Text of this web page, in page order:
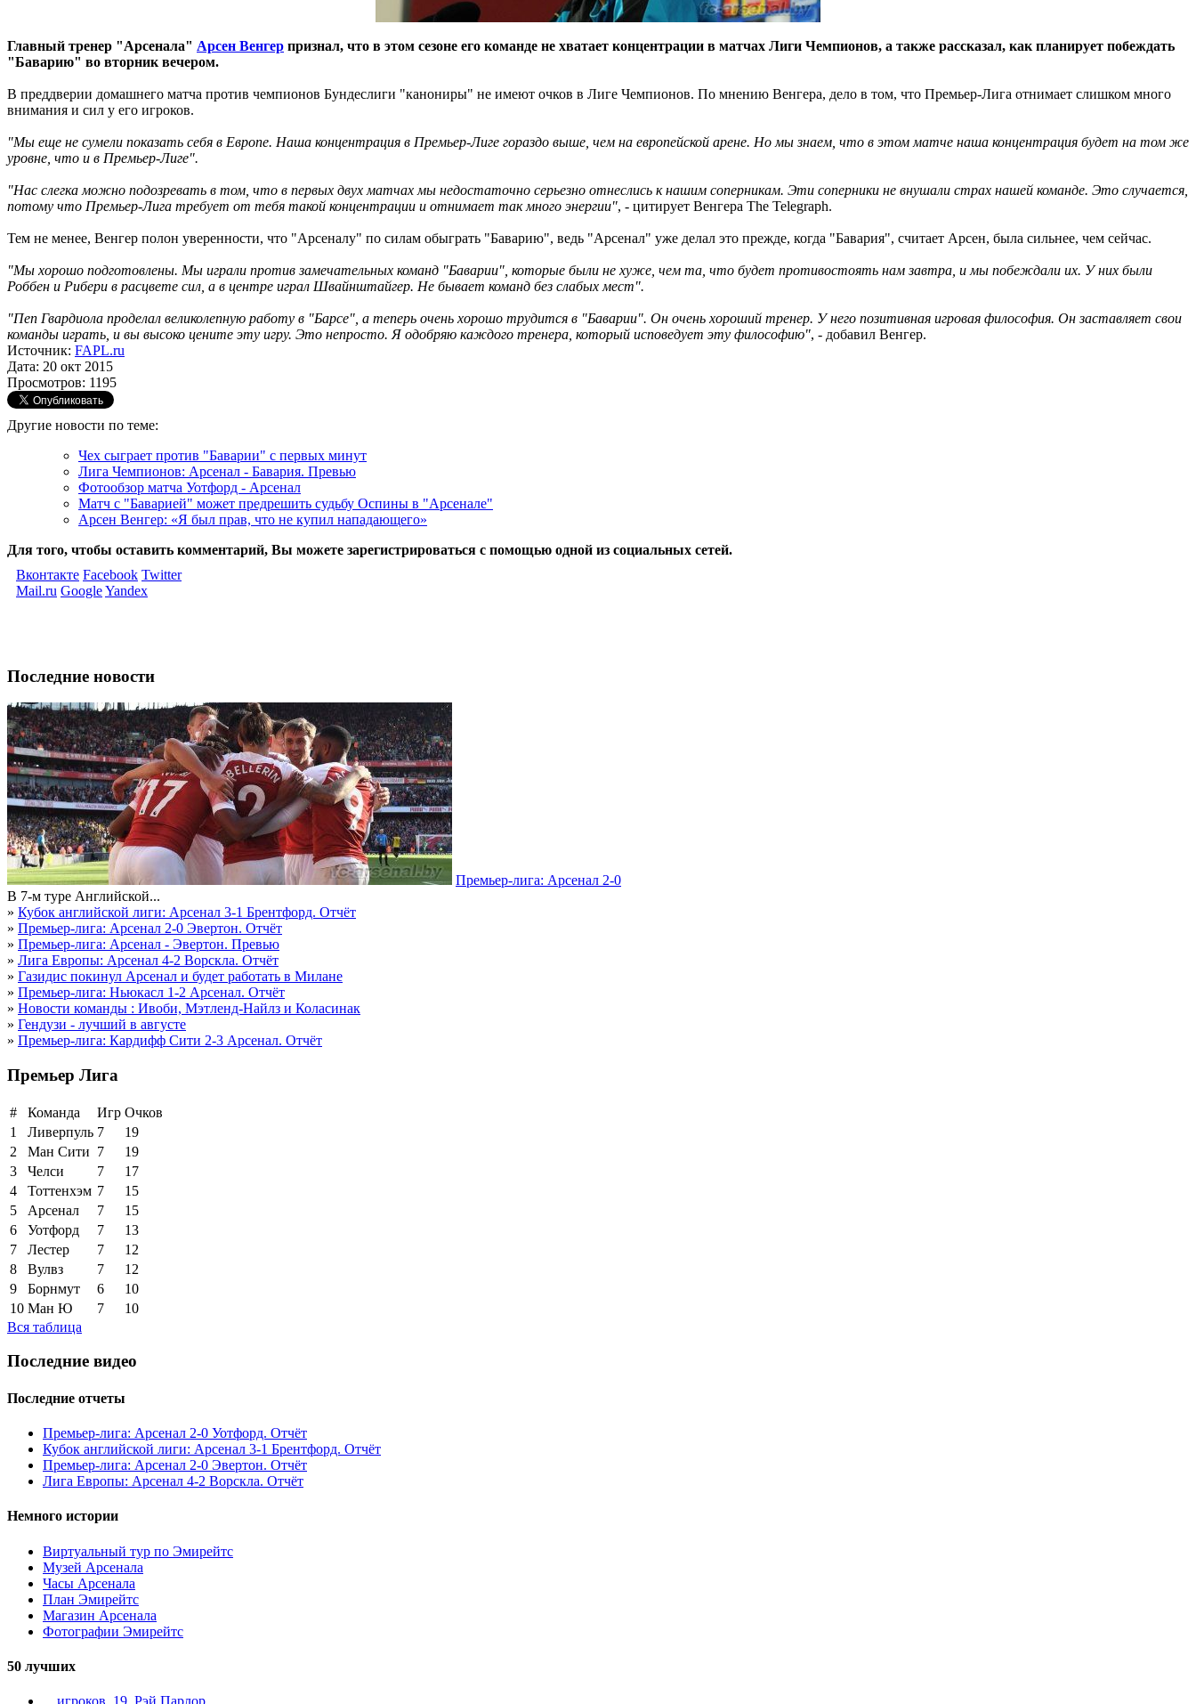
Главный тренер "Арсенала" Арсен Венгер признал, что в этом сезоне его команде не хватает концентрации в матчах Лиги Чемпионов, а также рассказал, как планирует побеждать
"Баварию" во вторник вечером.
В преддверии домашнего матча против чемпионов Бундеслиги "канониры" не имеют очков в Лиге Чемпионов. По мнению Венгера, дело в том, что Премьер-Лига отнимает слишком много
внимания и сил у его игроков.
"Мы еще не сумели показать себя в Европе. Наша концентрация в Премьер-Лиге гораздо выше, чем на европейской арене. Но мы знаем, что в этом матче наша концентрация будет на том же
уровне, что и в Премьер-Лиге".
"Нас слегка можно подозревать в том, что в первых двух матчах мы недостаточно серьезно отнеслись к нашим соперникам. Эти соперники не внушали страх нашей команде. Это случается,
потому что Премьер-Лига требует от тебя такой концентрации и отнимает так много энергии", - цитирует Венгера The Telegraph.
Тем не менее, Венгер полон уверенности, что "Арсеналу" по силам обыграть "Баварию", ведь "Арсенал" уже делал это прежде, когда "Бавария", считает Арсен, была сильнее, чем сейчас.
"Мы хорошо подготовлены. Мы играли против замечательных команд "Баварии", которые были не хуже, чем та, что будет противостоять нам завтра, и мы побеждали их. У них были
Роббен и Рибери в расцвете сил, а в центре играл Швайнштайгер. Не бывает команд без слабых мест".
"Пеп Гвардиола проделал великолепную работу в "Барсе", а теперь очень хорошо трудится в "Баварии". Он очень хороший тренер. У него позитивная игровая философия. Он заставляет свои
команды играть, и вы высоко цените эту игру. Это непросто. Я одобряю каждого тренера, который исповедует эту философию", - добавил Венгер.
Источник: FAPL.ru
Дата: 20 окт 2015
Просмотров: 1195
Другие новости по теме:
Чех сыграет против "Баварии" с первых минут
Лига Чемпионов: Арсенал - Бавария. Превью
Фотообзор матча Уотфорд - Арсенал
Матч с "Баварией" может предрешить судьбу Оспины в "Арсенале"
Арсен Венгер: «Я был прав, что не купил нападающего»
Для того, чтобы оставить комментарий, Вы можете зарегистрироваться с помощью одной из социальных сетей.
Вконтакте Facebook Twitter
Mail.ru GoogleYandex
Последние новости
Премьер-лига: Арсенал 2-0
В 7-м туре Английской...
» Кубок английской лиги: Арсенал 3-1 Брентфорд. Отчёт
» Премьер-лига: Арсенал 2-0 Эвертон. Отчёт
» Премьер-лига: Арсенал - Эвертон. Превью
» Лига Европы: Арсенал 4-2 Ворскла. Отчёт
» Газидис покинул Арсенал и будет работать в Милане
» Премьер-лига: Ньюкасл 1-2 Арсенал. Отчёт
» Новости команды : Ивоби, Мэтленд-Найлз и Коласинак
» Гендузи - лучший в августе
» Премьер-лига: Кардифф Сити 2-3 Арсенал. Отчёт
Премьер Лига
# Команда Игр Очков
1
Ливерпуль 7
19
2
Ман Сити 7
19
3
Челси 7
17
4
Тоттенхэм 7
15
5
Арсенал 7
15
6
Уотфорд 7
13
7
Лестер 7
12
8
Вулвз 7
12
9
Борнмут 6
10
10 Ман Ю 7
10
Вся таблица
Последние видео
Последние отчеты
Премьер-лига: Арсенал 2-0 Уотфорд. Отчёт
Кубок английской лиги: Арсенал 3-1 Брентфорд. Отчёт
Премьер-лига: Арсенал 2-0 Эвертон. Отчёт
Лига Европы: Арсенал 4-2 Ворскла. Отчёт
Немного истории
Виртуальный тур по Эмирейтс
Музей Арсенала
Часы Арсенала
План Эмирейтс
Магазин Арсенала
Фотографии Эмирейтс
50 лучших
... игроков. 19. Рэй Парлор